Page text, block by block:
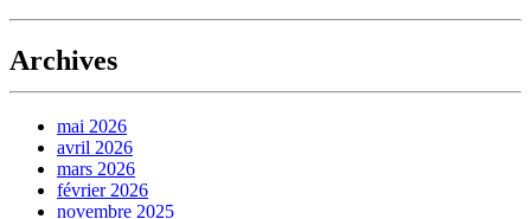
Archives
mai 2026
avril 2026
mars 2026
février 2026
novembre 2025